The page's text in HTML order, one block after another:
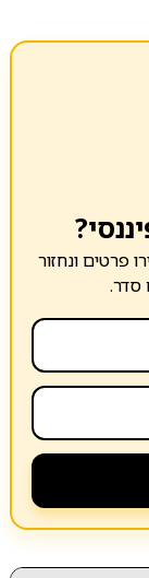
פרטים ונחזור
סדר.